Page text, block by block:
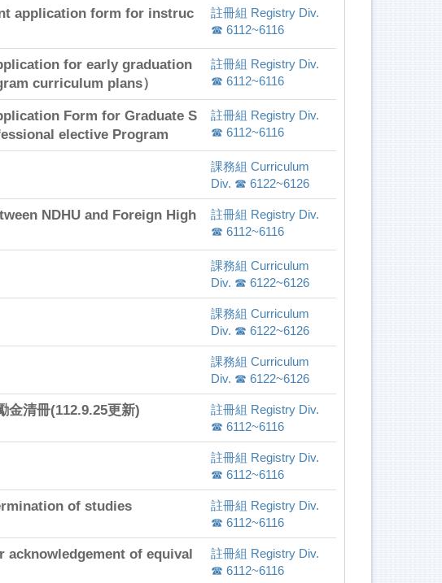
application form for instruc
註冊組 Registry Div.
☎ 6112~6116
for early graduation
curriculum plans）
註冊組 Registry Div.
☎ 6112~6116
Form for Graduate S
elective Program
註冊組 Registry Div.
☎ 6112~6116
課務組 Curriculum
Div. ☎ 6122~6126
NDHU and Foreign High
註冊組 Registry Div.
☎ 6112~6116
課務組 Curriculum
Div. ☎ 6122~6126
課務組 Curriculum
Div. ☎ 6122~6126
課務組 Curriculum
Div. ☎ 6122~6126
金清冊(112.9.25更新)
註冊組 Registry Div.
☎ 6112~6116
註冊組 Registry Div.
☎ 6112~6116
of studies
註冊組 Registry Div.
☎ 6112~6116
acknowledgement of equival
註冊組 Registry Div.
☎ 6112~6116